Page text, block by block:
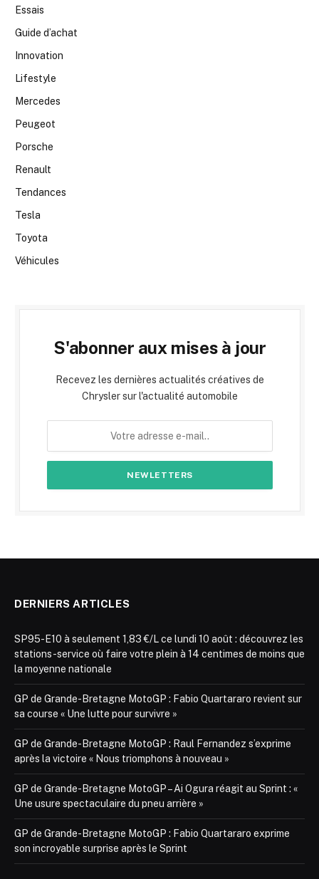
Essais
Guide d’achat
Innovation
Lifestyle
Mercedes
Peugeot
Porsche
Renault
Tendances
Tesla
Toyota
Véhicules
S'abonner aux mises à jour
Recevez les dernières actualités créatives de
Chrysler sur l'actualité automobile
DERNIERS ARTICLES
SP95-E10 à seulement 1,83 €/L ce lundi 10 août : découvrez les
stations-service où faire votre plein à 14 centimes de moins que
la moyenne nationale
GP de Grande-Bretagne MotoGP : Fabio Quartararo revient sur
sa course « Une lutte pour survivre »
GP de Grande-Bretagne MotoGP : Raul Fernandez s’exprime
après la victoire « Nous triomphons à nouveau »
GP de Grande-Bretagne MotoGP – Ai Ogura réagit au Sprint : «
Une usure spectaculaire du pneu arrière »
GP de Grande-Bretagne MotoGP : Fabio Quartararo exprime
son incroyable surprise après le Sprint